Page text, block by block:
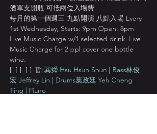
酒單支開瓶 可抵兩位入場費
每月的第一個週三 九點開演 八點入場 Every
1st Wednesday, Starts: 9pm Open: 8pm
Live Music Charge w/1 selected drink. Live
Music Charge for 2 ppl cover one bottle
wine.
[ ] [ ] [ ]許巽舜 Hsu Hsun Shun | Bass林俊
宏 Jeffrey Lin | Drums葉政廷 Yeh Cheng
Ting | Piano